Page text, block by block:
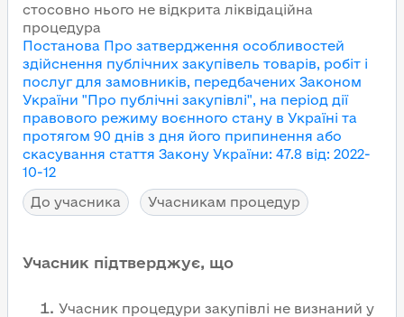
стосовно нього не відкрита ліквідаційна
процедура
Постанова Про затвердження особливостей
здійснення публічних закупівель товарів, робіт і
послуг для замовників, передбачених Законом
України "Про публічні закупівлі", на період дії
правового режиму воєнного стану в Україні та
протягом 90 днів з дня його припинення або
скасування стаття Закону України: 47.8 від: 2022-
10-12
До учасника
Учасникам процедур
Учасник підтверджує, що
Учасник процедури закупівлі не визнаний у